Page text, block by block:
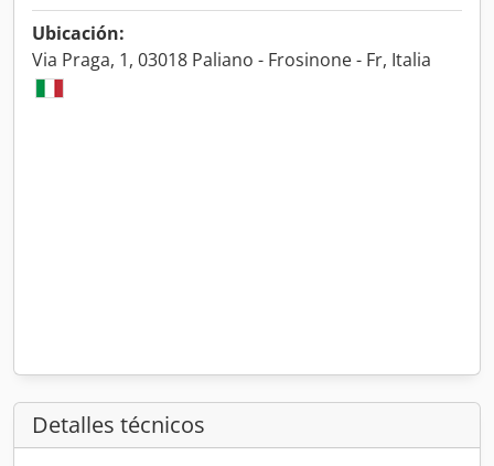
Ubicación:
Via Praga, 1, 03018 Paliano - Frosinone - Fr, Italia
Detalles técnicos